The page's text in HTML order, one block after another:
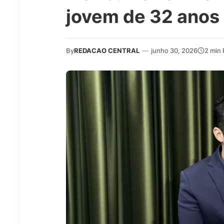
jovem de 32 anos
ByREDACAO CENTRAL — junho 30, 2026 2 min